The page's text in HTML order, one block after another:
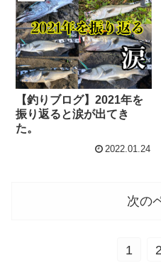
【釣りブログ】2021年を
振り返ると涙が出てき
た。
2022.01.24
次の
1 2